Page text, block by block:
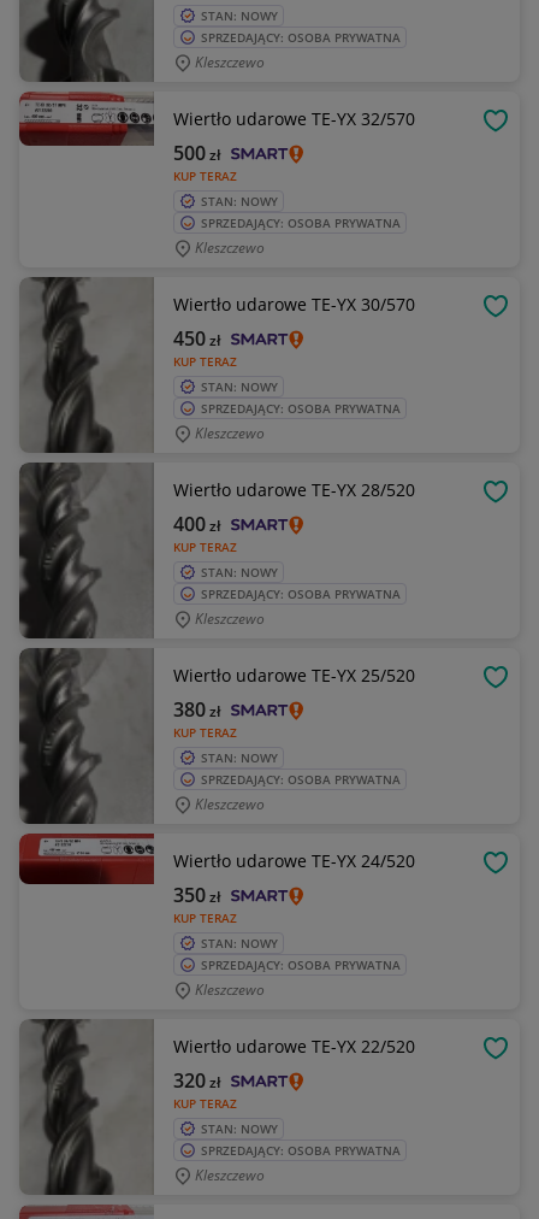
STAN: NOWY
SPRZEDAJĄCY: OSOBA PRYWATNA
Kleszczewo
Wiertło udarowe TE-YX 32/570
KUP TERAZ
500zł
STAN: NOWY
SPRZEDAJĄCY: OSOBA PRYWATNA
Kleszczewo
Wiertło udarowe TE-YX 30/570
KUP TERAZ
450zł
STAN: NOWY
SPRZEDAJĄCY: OSOBA PRYWATNA
Kleszczewo
Wiertło udarowe TE-YX 28/520
KUP TERAZ
400zł
STAN: NOWY
SPRZEDAJĄCY: OSOBA PRYWATNA
Kleszczewo
Wiertło udarowe TE-YX 25/520
KUP TERAZ
380zł
STAN: NOWY
SPRZEDAJĄCY: OSOBA PRYWATNA
Kleszczewo
Wiertło udarowe TE-YX 24/520
KUP TERAZ
350zł
STAN: NOWY
SPRZEDAJĄCY: OSOBA PRYWATNA
Kleszczewo
Wiertło udarowe TE-YX 22/520
KUP TERAZ
320zł
STAN: NOWY
SPRZEDAJĄCY: OSOBA PRYWATNA
Kleszczewo